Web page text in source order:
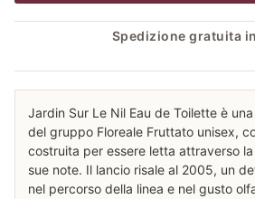
Spedizione gratuita
Jardin Sur Le Nil Eau de Toilette è
del gruppo Floreale Fruttato unisex,
costruita per essere letta attraverso
sue note. Il lancio risale al 2005, un
nel percorso della linea e nel gusto